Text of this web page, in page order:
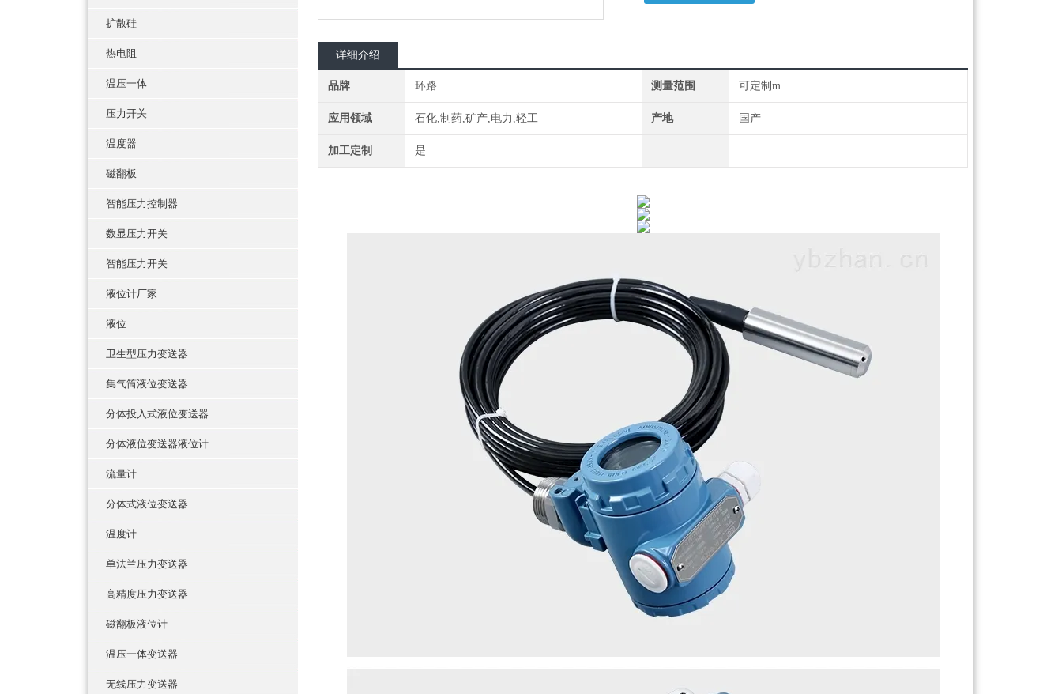
扩散硅
热电阻
温压一体
压力开关
温度器
磁翻板
智能压力控制器
数显压力开关
智能压力开关
液位计厂家
液位
卫生型压力变送器
集气筒液位变送器
分体投入式液位变送器
分体液位变送器液位计
流量计
分体式液位变送器
温度计
单法兰压力变送器
高精度压力变送器
磁翻板液位计
温压一体变送器
无线压力变送器
详细介绍
品牌 环路 测量范围 可定制m
应用领域 石化,制药,矿产,电力,轻工 产地 国产
加工定制 是